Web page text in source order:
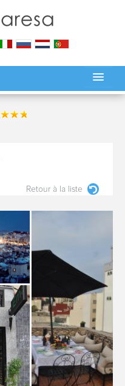
Retour à la liste